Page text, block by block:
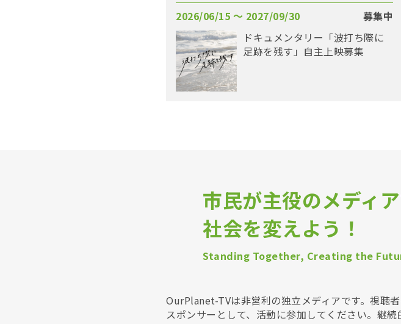
2026/06/15 〜 2027/09/30
募集中
ドキュメンタリー「波打ち際に
足跡を残す」自主上映募集
市民が主役のメディ
社会を変えよう！
Standing Together, Creating the
OurPlanet-TVは非営利の独立メディアです。視聴
スポンサーとして、活動に参加してください。継